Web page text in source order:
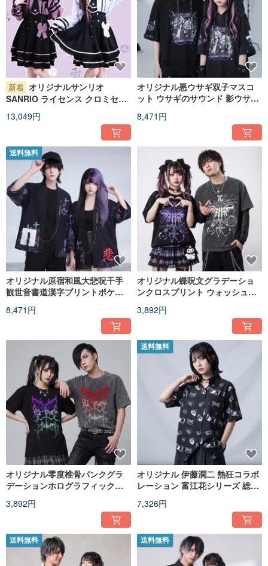
新着 オリジナルサンリオ
SANRIO ライセンス クロミセー
ラー服ネクタイ長袖シャツハイ
ウエストスカートセットアップ
13,049円
オリジナル悪ウサギ双子マスコ
ット ウサギのサウンド 影ウサギ
ミミパーカー アームカバー付き
8,471円
送料無料
オリジナル原宿和風大悲呪千手
観世音書道漢字プリントポケッ
8,471円
オリジナル蝶呪文グラデーショ
ンクロスプリント ウォッシュ加
シャツ JJE10077
3,892円
オリジナル零度椎骨パンクグラ
デーションホログラフィックプ
ユーズド加工ユニセックス半袖 T
3,892円
送料無料
オリジナル 伊藤潤二 熱狂コラボ
レーション 富江花シリーズ 総柄
ツ JJIT25
7,326円
送料無料 送料無料